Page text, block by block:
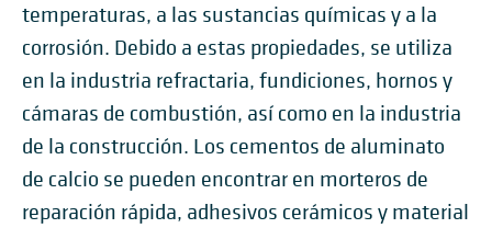
temperaturas, a las sustancias químicas y a la
corrosión. Debido a estas propiedades, se utiliza
en la industria refractaria, fundiciones, hornos y
cámaras de combustión, así como en la industria
de la construcción. Los cementos de aluminato
de calcio se pueden encontrar en morteros de
reparación rápida, adhesivos cerámicos y material